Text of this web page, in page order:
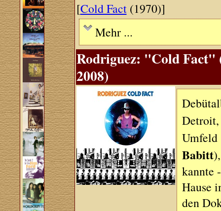
[Cold Fact(1970)]
Mehr ...
Rodriguez: "Cold Fact"
2008)
Babitt
kannte
Hause
den